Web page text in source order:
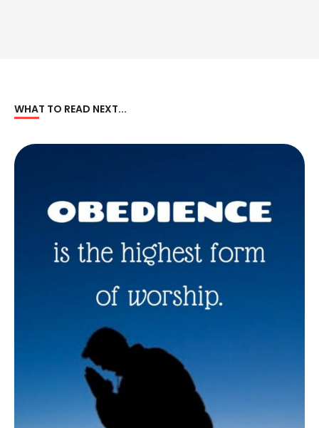
WHAT TO READ NEXT...